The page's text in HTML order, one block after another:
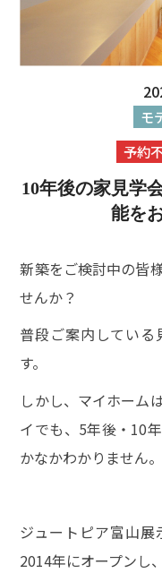
モ
予約
10年後の家見学
能を
新築をご検討中の皆
せんか？
普段ご案内してい
す。
しかし、マイホーム
イでも、5年後・10
かなかわかりません。
ジュートピア富山展
2014年にオープンし